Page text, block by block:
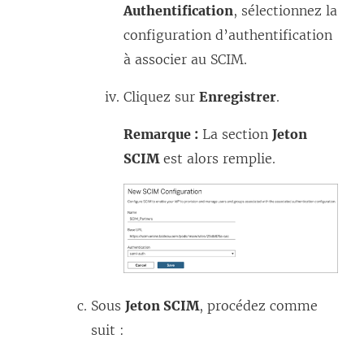
Authentification, sélectionnez la
configuration d’authentification
à associer au SCIM.
Cliquez sur Enregistrer.
Remarque : La section Jeton
SCIM est alors remplie.
Sous Jeton SCIM, procédez comme
suit :